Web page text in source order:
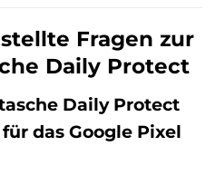
Fragen zur
Daily Protect
Daily Protect
das Google Pixel